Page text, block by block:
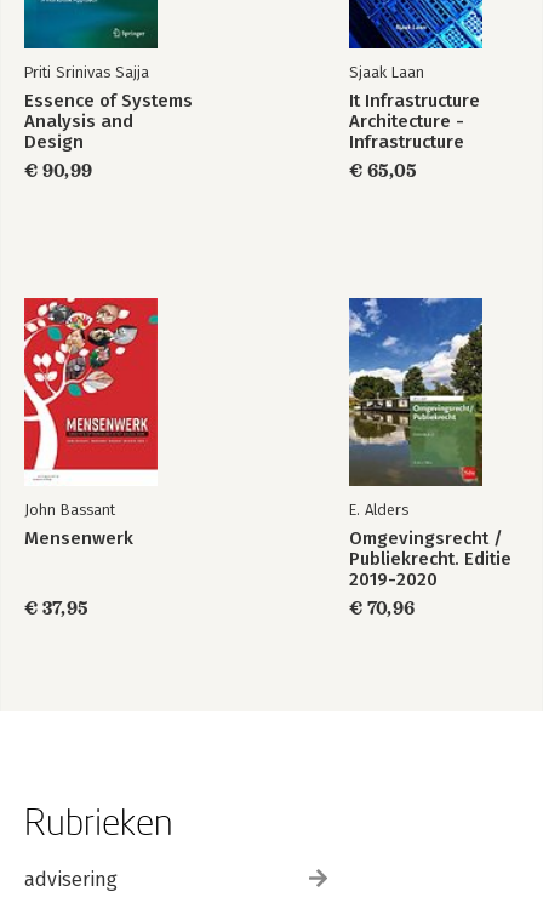
Priti Srinivas Sajja
Essence of Systems
Analysis and
Design
€ 90,99
Sjaak Laan
It Infrastructure
Architecture -
Infrastructure
Building Blocks and
Concepts Third
€ 65,05
John Bassant
Mensenwerk
€ 37,95
E. Alders
Omgevingsrecht /
Publiekrecht. Editie
2019-2020
€ 70,96
Rubrieken
advisering